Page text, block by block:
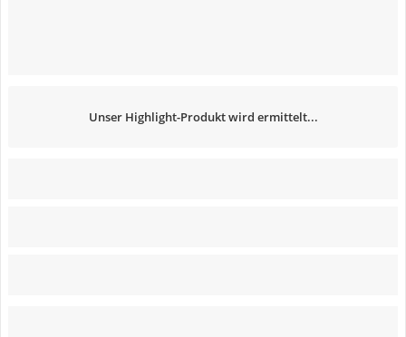
Unser Highlight-Produkt wird ermittelt...